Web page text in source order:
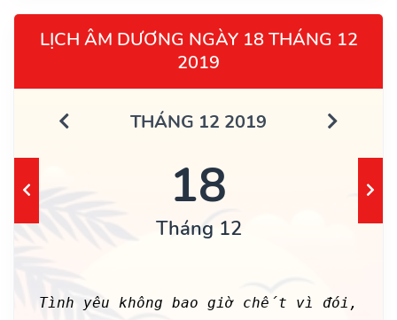
LỊCH ÂM DƯƠNG NGÀY 18 THÁNG 12
2019
THÁNG 12 2019
18
Tháng 12
Tình yêu không bao giờ chết vì đói,